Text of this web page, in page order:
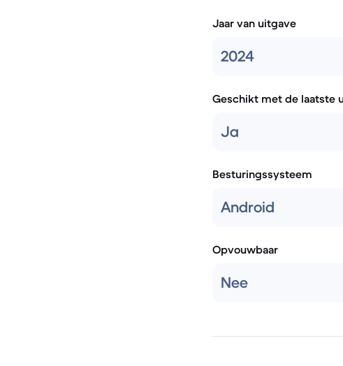
Jaar van uitgave
2024
Geschikt met de laatste
Ja
Besturingssysteem
Android
Opvouwbaar
Nee